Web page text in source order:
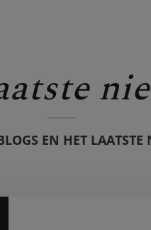
EN HET LAATSTE